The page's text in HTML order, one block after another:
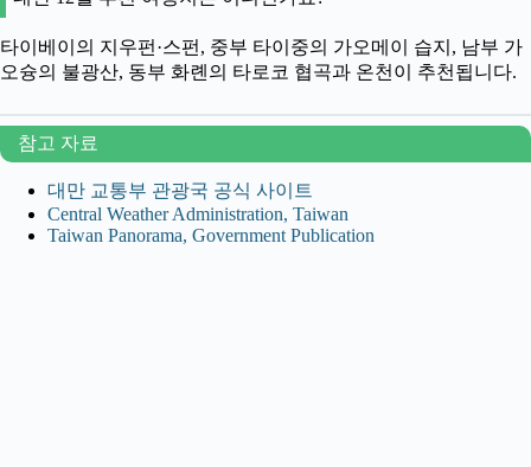
타이베이의 지우펀·스펀, 중부 타이중의 가오메이 습지, 남부 가
오슝의 불광산, 동부 화롄의 타로코 협곡과 온천이 추천됩니다.
참고 자료
대만 교통부 관광국 공식 사이트
Central Weather Administration, Taiwan
Taiwan Panorama, Government Publication